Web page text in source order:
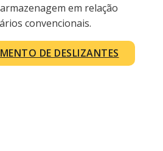
em relação
convencionais.
DE DESLIZANTES